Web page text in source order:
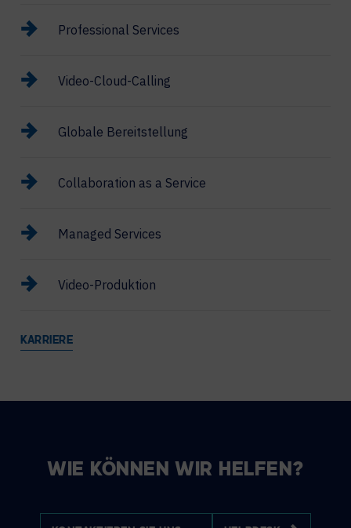
Professional Services
Video-Cloud-Calling
Globale Bereitstellung
Collaboration as a Service
Managed Services
Video-Produktion
KARRIERE
WIE KÖNNEN WIR HELFEN?